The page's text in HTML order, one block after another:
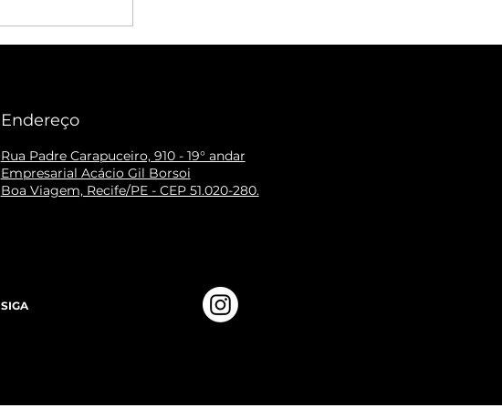
Endereço
Rua Padre Carapuceiro, 910 - 19° andar
Empresarial Acácio Gil Borsoi
Boa Viagem, Recife/PE - CEP 51.020-280.
SIGA